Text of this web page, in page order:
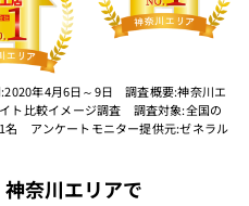
年4月6日～9日 調査概要:神奈川エ
ト比較イメージ調査 調査対象:全国の
名 アンケートモニター提供元:ゼネラル
奈川エリアで